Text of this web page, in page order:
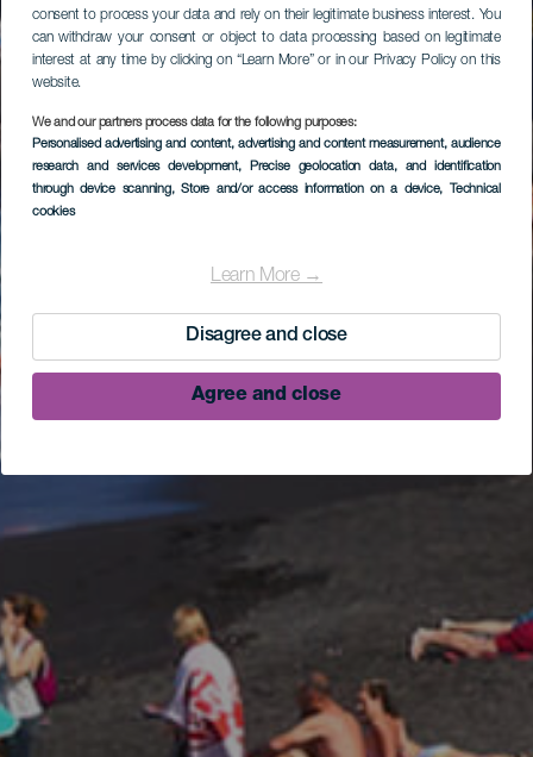
consent to process your data and rely on their legitimate business interest. You
can withdraw your consent or object to data processing based on legitimate
interest at any time by clicking on “Learn More” or in our Privacy Policy on this
website.
We and our partners process data for the following purposes:
Personalised advertising and content, advertising and content measurement, audience
research and services development, Precise geolocation data, and identification
through device scanning, Store and/or access information on a device, Technical
cookies
Learn More →
Disagree and close
Agree and close